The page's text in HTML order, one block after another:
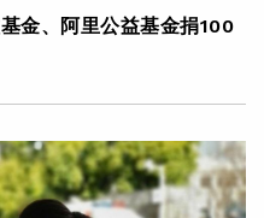
金、阿里公益基金捐100